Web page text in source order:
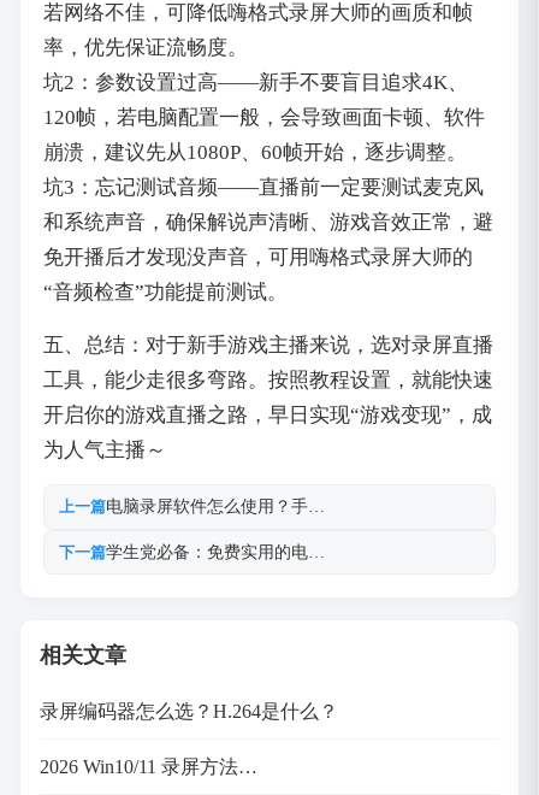
若网络不佳，可降低嗨格式录屏大师的画质和帧
率，优先保证流畅度。
坑2：参数设置过高——新手不要盲目追求4K、
120帧，若电脑配置一般，会导致画面卡顿、软件
崩溃，建议先从1080P、60帧开始，逐步调整。
坑3：忘记测试音频——直播前一定要测试麦克风
和系统声音，确保解说声清晰、游戏音效正常，避
免开播后才发现没声音，可用嗨格式录屏大师的
“音频检查”功能提前测试。
五、总结：对于新手游戏主播来说，选对录屏直播
工具，能少走很多弯路。按照教程设置，就能快速
开启你的游戏直播之路，早日实现“游戏变现”，成
为人气主播～
上一篇电脑录屏软件怎么使用？手…
下一篇学生党必备：免费实用的电…
相关文章
录屏编码器怎么选？H.264是什么？
2026 Win10/11 录屏方法…